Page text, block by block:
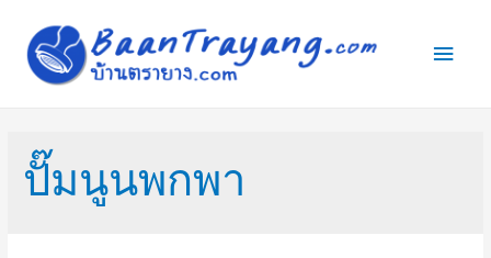
Main
ปั๊มนูนพกพา